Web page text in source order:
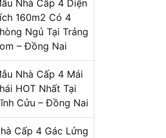
Công Biệt Thự
Điển 350m2 Tại
thự tân cổ
anh Sơn Hố Nai
những mẫu biệt
Nhà Cấp 4 Diện
160m2 Có 4
Ngủ Tại Trảng
– Đồng Nai
Nhà Cấp 4 Mái
HOT Nhất Tại
Cửu – Đồng Nai
Cấp 4 Gác Lửng